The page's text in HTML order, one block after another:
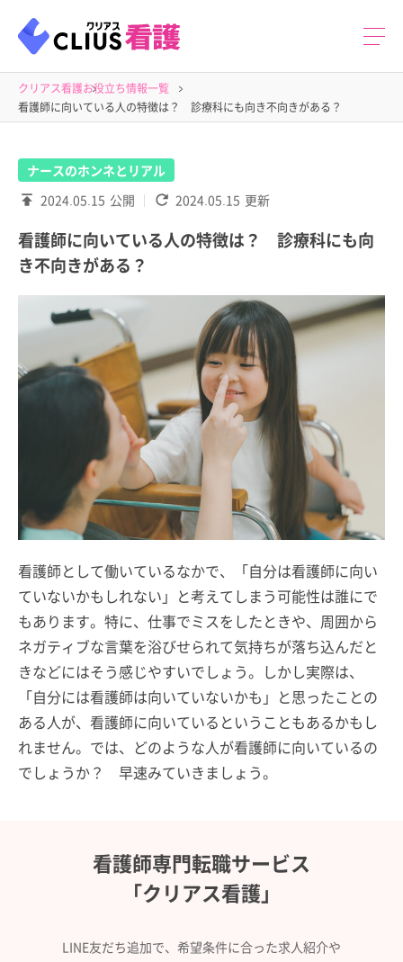
クリアス看護お役立ち情報一覧
看護師に向いている人の特徴は？ 診療科にも向き不向きがある？
ナースのホンネとリアル
2024.05.15 公開 2024.05.15 更新
看護師に向いている人の特徴は？ 診療科にも向
き不向きがある？
看護師として働いているなかで、「自分は看護師に向い
ていないかもしれない」と考えてしまう可能性は誰にで
もあります。特に、仕事でミスをしたときや、周囲から
ネガティブな言葉を浴びせられて気持ちが落ち込んだと
きなどにはそう感じやすいでしょう。しかし実際は、
「自分には看護師は向いていないかも」と思ったことの
ある人が、看護師に向いているということもあるかもし
れません。では、どのような人が看護師に向いているの
でしょうか？ 早速みていきましょう。
看護師専門転職サービス
「クリアス看護」
LINE友だち追加で、希望条件に合った求人紹介や